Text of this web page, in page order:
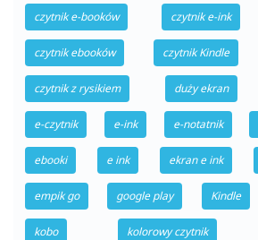
czytnik e-booków czytnik e-ink
czytnik ebooków czytnik Kindle
czytnik z rysikiem duży ekran
e-czytnik e-ink e-notatnik
ebooki e ink ekran e ink
empik go google play Kindle
kobo kolorowy czytnik